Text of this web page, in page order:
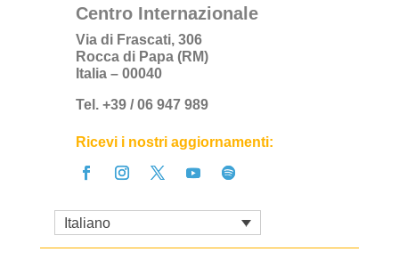
Centro Internazionale
Via di Frascati, 306
Rocca di Papa (RM)
Italia – 00040
Tel. +39 / 06 947 989
Ricevi i nostri aggiornamenti:
Italiano